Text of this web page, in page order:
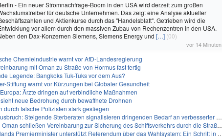
- Ein neuer Stromnachfrage-Boom in den USA wird derzeit zum großen
für deutsche Unternehmen. Das zeigt eine Analyse aktueller
und Aktienkurse durch das "Handelsblatt". Getrieben wird die
vor allem durch den massiven Zubau von Rechenzentren in den USA.
den Dax-Konzernen Siemens, Siemens Energy und […] (00)
vor 14 Minuten
Chemieindustrie warnt vor AfD-Landesregierung
mit Oman zu Straße von Hormus fast fertig
Legende: Bangkoks Tuk-Tuks vor dem Aus?
Stiftung warnt vor Kürzungen bei Globaler Gesundheit
Ärzte dringen auf verbindliche Maßnahmen
neue Bedrohung durch bewaffnete Drohnen
durch falsche Polizisten stark gestiegen
Steigende Sterberaten signalisieren dringenden Bedarf an verbesserter Gesundheitsinfrastruktur
schließen Vereinbarung zur Sicherung des Schiffsverkehrs durch die Straße von Hormuz
Premierminister unterstützt Referendum über das Wahlsystem: Ein Schritt in Richtung verbesserter demokratischer Beteiligung